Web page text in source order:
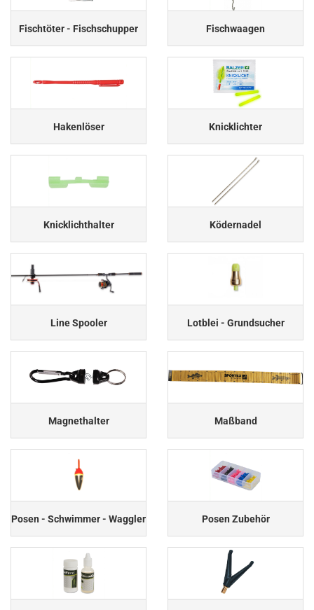
Fischtöter - Fischschupper Fischwaagen
Hakenlöser Knicklichter
Knicklichthalter Ködernadel
Line Spooler Lotblei - Grundsucher
Magnethalter Maßband
Posen - Schwimmer - Waggler Posen Zubehör